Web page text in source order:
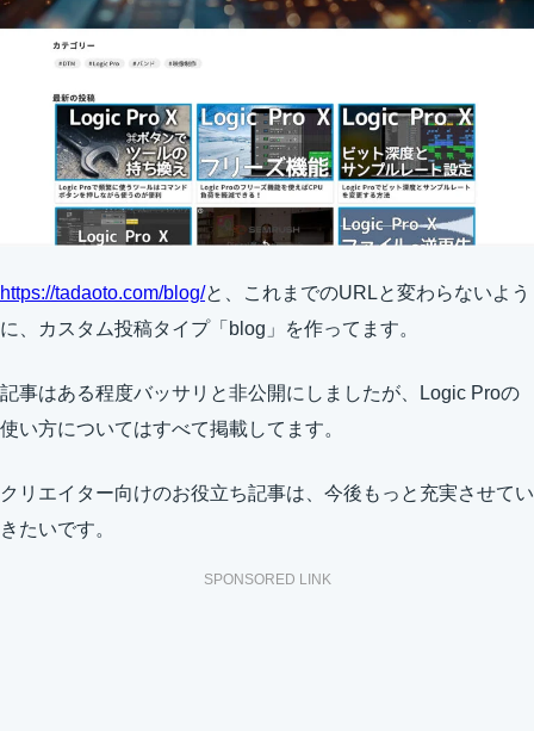
https://tadaoto.com/blog/と、これまでのURLと変わらないよう
に、カスタム投稿タイプ「blog」を作ってます。
記事はある程度バッサリと非公開にしましたが、Logic Proの
使い方についてはすべて掲載してます。
クリエイター向けのお役立ち記事は、今後もっと充実させてい
きたいです。
SPONSORED LINK